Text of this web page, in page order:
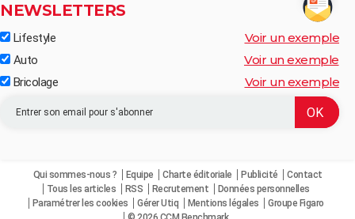
NEWSLETTERS
Lifestyle Voir un exemple
Auto Voir un exemple
Bricolage Voir un exemple
Qui sommes-nous ? Equipe Charte éditoriale Publicité
Contact
Tous les articles
RSS Recrutement
Données personnelles
Paramétrer les cookies
Gérer Utiq Mentions légales
Groupe Figaro